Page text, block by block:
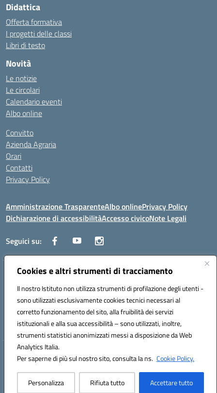
Cookies e altri strumenti di tracciamento
Il nostro Istituto non utilizza strumenti di profilazione degli utenti -
sono utilizzati esclusivamente cookies tecnici necessari al
corretto funzionamento del sito, alla fruibilità dei servizi
istituzionali e alla sua accessibilità – sono utilizzati, inoltre,
strumenti statistici anonimizzati messi a disposizione da Web
Analytics Italia.
Per saperne di più sul nostro sito, consulta la ns. Cookie Policy.
Personalizza Rifiuta tutto Accettare tutto
Didattica
Offerta formativa
I progetti delle classi
Libri di testo
Novità
Le notizie
Le circolari
Calendario eventi
Albo online
Convitto
Azienda Agraria
Orari
Contatti
Privacy Policy
Amministrazione TrasparenteAlbo onlinePrivacy Policy
Dichiarazione di accessibilitàAccesso civicoNote Legali
Seguici su:
Via dei Cappuccini, 5 - 60044 Fabriano (AN) - Tel. 0732 3373 - 0732
3573 - Mail: anis01700P@istruzione.it - PEC:
Codice meccanografico: ANIS01700P - Codice iPA: istsc_ANIS01700P -
C.F. 81002710424 - Codice univoco fatturazione elettronica (CUF):
UFBMDS
Hosting & Powered by 3D Solution S.r.l.
Concept & Design by Designers Italia